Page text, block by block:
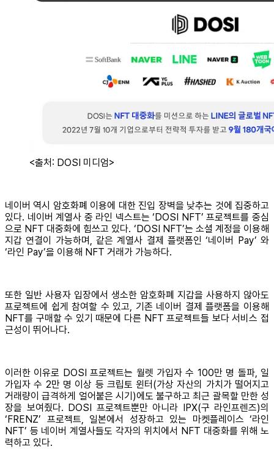
<출처: DOSI 미디엄>
네이버 역시 암호화폐 이용에 대한 진입 장벽을 낮추는 것에 집중하고
있다. 네이버 계열사 중 라인 넥스트는 ‘DOSI NFT’ 프로젝트를 중심
으로 NFT 대중화에 힘쓰고 있다. ‘DOSI NFT’는 소셜 계정을 이용해
지갑 연결이 가능하며, 같은 계열사 결제 플랫폼인 ‘네이버 Pay’ 와
‘라인 Pay’을 이용해 NFT 거래가 가능하다.
또한 일반 사용자 입장에서 생소한 암호화폐 지갑을 사용하지 않아도
프로젝트에 쉽게 참여할 수 있고, 기존 네이버 결제 플랫폼을 이용해
NFT를 구매할 수 있기 때문에 다른 NFT 프로젝트들 보다 서비스 접
근성이 뛰어나다.
이러한 이유로 DOSI 프로젝트는 월렛 가입자 수 100만 명 돌파, 일
가입자 수 2만 명 이상 등 크립토 윈터(가상 자산의 가치가 떨어지고
거래량이 급격하게 얼어붙은 시기)에도 불구하고 최근 괄목할 만한 성
장을 보여줬다. DOSI 프로젝트뿐만 아니라 IPX(구 라인프렌즈)의
‘FRENZ’ 프로젝트, 일본에서 성장하고 있는 마켓플레이스 ‘라인
NFT’ 등 네이버 계열사들도 각자의 위치에서 NFT 대중화를 위해 노
력하고 있다.